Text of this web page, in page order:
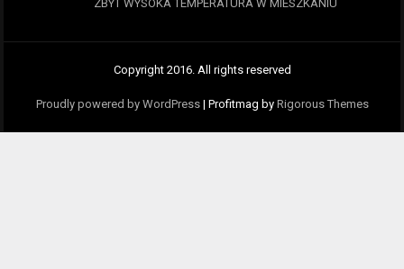
ZBYT WYSOKA TEMPERATURA W MIESZKANIU
Copyright 2016. All rights reserved
Proudly powered by WordPress | Profitmag by Rigorous Themes